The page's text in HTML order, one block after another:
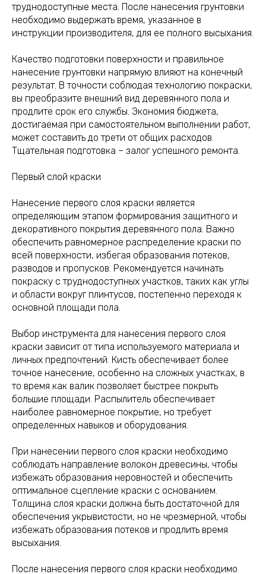
труднодоступные места. После нанесения грунтовки
необходимо выдержать время, указанное в
инструкции производителя, для ее полного высыхания.
Качество подготовки поверхности и правильное
нанесение грунтовки напрямую влияют на конечный
результат. В точности соблюдая технологию покраски,
вы преобразите внешний вид деревянного пола и
продлите срок его службы. Экономия бюджета,
достигаемая при самостоятельном выполнении работ,
может составить до трети от общих расходов.
Тщательная подготовка – залог успешного ремонта.
Первый слой краски
Нанесение первого слоя краски является
определяющим этапом формирования защитного и
декоративного покрытия деревянного пола. Важно
обеспечить равномерное распределение краски по
всей поверхности, избегая образования потеков,
разводов и пропусков. Рекомендуется начинать
покраску с труднодоступных участков, таких как углы
и области вокруг плинтусов, постепенно переходя к
основной площади пола.
Выбор инструмента для нанесения первого слоя
краски зависит от типа используемого материала и
личных предпочтений. Кисть обеспечивает более
точное нанесение, особенно на сложных участках, в
то время как валик позволяет быстрее покрыть
большие площади. Распылитель обеспечивает
наиболее равномерное покрытие, но требует
определенных навыков и оборудования.
При нанесении первого слоя краски необходимо
соблюдать направление волокон древесины, чтобы
избежать образования неровностей и обеспечить
оптимальное сцепление краски с основанием.
Толщина слоя краски должна быть достаточной для
обеспечения укрывистости, но не чрезмерной, чтобы
избежать образования потеков и продлить время
высыхания.
После нанесения первого слоя краски необходимо